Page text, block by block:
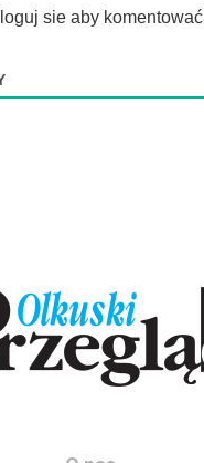
sie aby komentować